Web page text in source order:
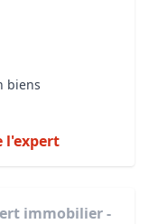
biens
l'expert
immobilier -